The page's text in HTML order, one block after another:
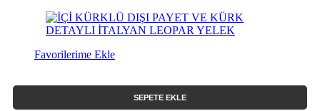
Favorilerime Ekle
SEPETE EKLE